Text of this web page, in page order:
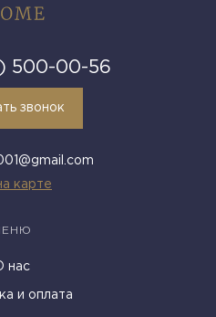
500-00-56
звонок
карте
нас
и оплата